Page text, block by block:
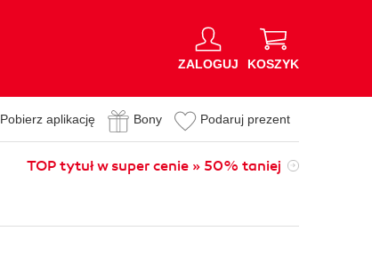
ZALOGUJ KOSZYK
Pobierz aplikację Bony Podaruj prezent
TOP tytuł w super cenie » 50% taniej